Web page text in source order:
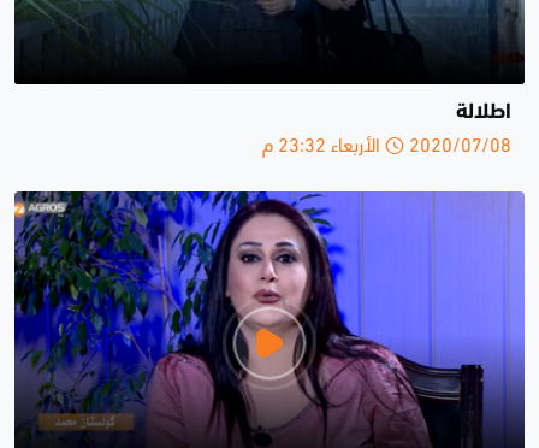
اطلالة
2020/07/08 الأربعاء 23:32 م